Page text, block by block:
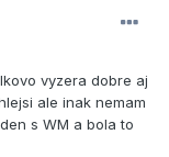
vyzera dobre aj
ale inak nemam
s WM a bola to